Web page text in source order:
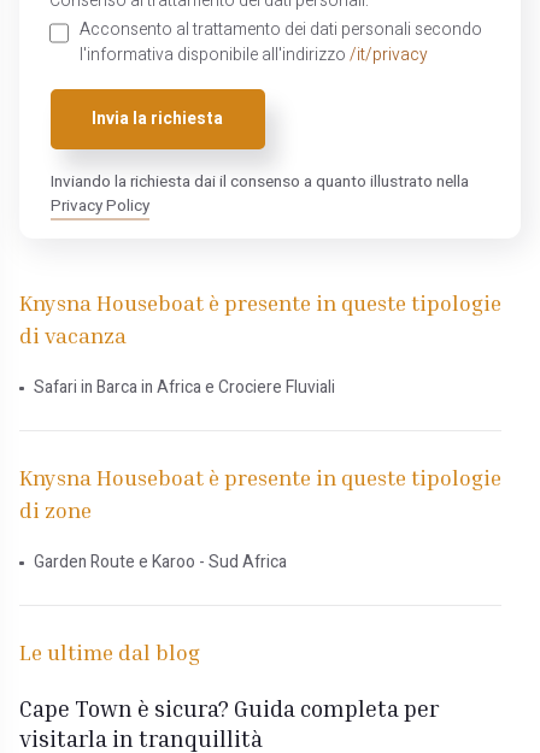
Acconsento al trattamento dei dati personali secondo
l'informativa disponibile all'indirizzo /it/privacy
Invia la richiesta
Inviando la richiesta dai il consenso a quanto illustrato nella
Privacy Policy
Knysna Houseboat è presente in queste tipologie
di vacanza
Safari in Barca in Africa e Crociere Fluviali
Knysna Houseboat è presente in queste tipologie
di zone
Garden Route e Karoo - Sud Africa
Le ultime dal blog
Cape Town è sicura? Guida completa per
visitarla in tranquillità